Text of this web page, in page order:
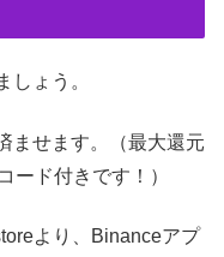
しょう。
ませます。（最大還元
ード付きです！）
より、Binanceアプ